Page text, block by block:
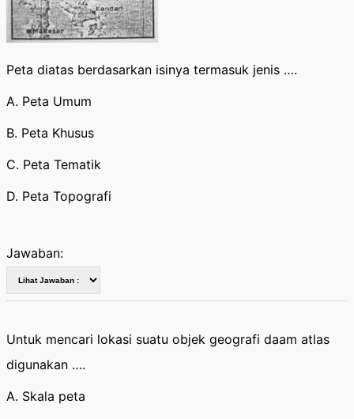
Peta diatas berdasarkan isinya termasuk jenis ….
A. Peta Umum
B. Peta Khusus
C. Peta Tematik
D. Peta Topografi
Jawaban:
Untuk mencari lokasi suatu objek geografi daam atlas
digunakan ….
A. Skala peta